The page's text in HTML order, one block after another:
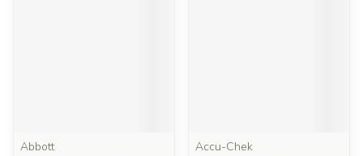
Abbott
Accu-Chek